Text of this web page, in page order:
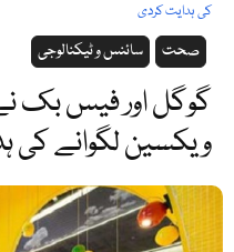
کی ہدایت کردی
سائنس و ٹیکنالوجی صحت
گوگل اور فیس بک نے
ویکسین لگوانے کی